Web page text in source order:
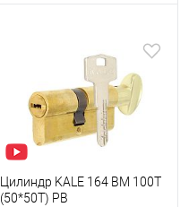
Цилиндр KALE 164 BM 100T
(50*50T) PB